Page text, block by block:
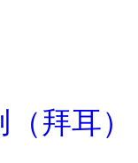
拜耳）